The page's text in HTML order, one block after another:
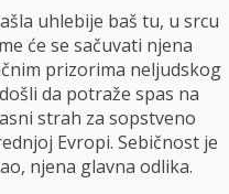
uhlebije baš tu, u srcu
će se sačuvati njena
prizorima neljudskog
da potraže spas na
strah za sopstveno
Evropi. Sebičnost je
njena glavna odlika.